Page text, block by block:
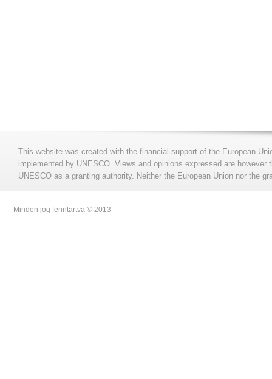
This website was created with the financial support of the European
implemented by UNESCO. Views and opinions expressed are
UNESCO as a granting authority. Neither the European Union nor the
Minden jog fenntartva © 2013